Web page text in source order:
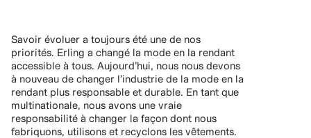
Savoir évoluer a toujours été une de nos
priorités. Erling a changé la mode en la rendant
accessible à tous. Aujourd’hui, nous nous devons
à nouveau de changer l’industrie de la mode en la
rendant plus responsable et durable. En tant que
multinationale, nous avons une vraie
responsabilité à changer la façon dont nous
fabriquons, utilisons et recyclons les vêtements.